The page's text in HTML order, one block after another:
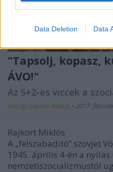
Data Deletion Data
"Tapsolj, kopasz,
ÁVO!"
Az 5+2-es viccek a
György Sándor Balázs • 2017.
Rajkort Miklós
A „felszabadító” szovjet
1945. április 4-én a
nemzetiszocializmustól